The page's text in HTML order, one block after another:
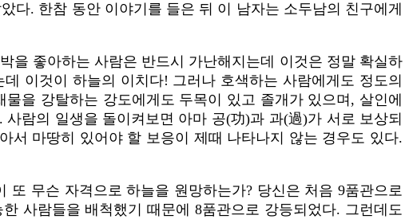
다. 한참 동안 이야기를 들은 뒤 이 남자는 소두남의 친구에게
을 좋아하는 사람은 반드시 가난해지는데 이것은 정말 확실하
이것이 하늘의 이치다! 그러나 호색하는 사람에게도 정도의
을 강탈하는 강도에게도 두목이 있고 졸개가 있으며, 살인에
람의 일생을 돌이켜보면 아마 공(功)과 과(過)가 서로 보상되
서 마땅히 있어야 할 보응이 제때 나타나지 않는 경우도 있다.
무슨 자격으로 하늘을 원망하는가? 당신은 처음 9품관으로
사람들을 배척했기 때문에 8품관으로 강등되었다. 그런데도